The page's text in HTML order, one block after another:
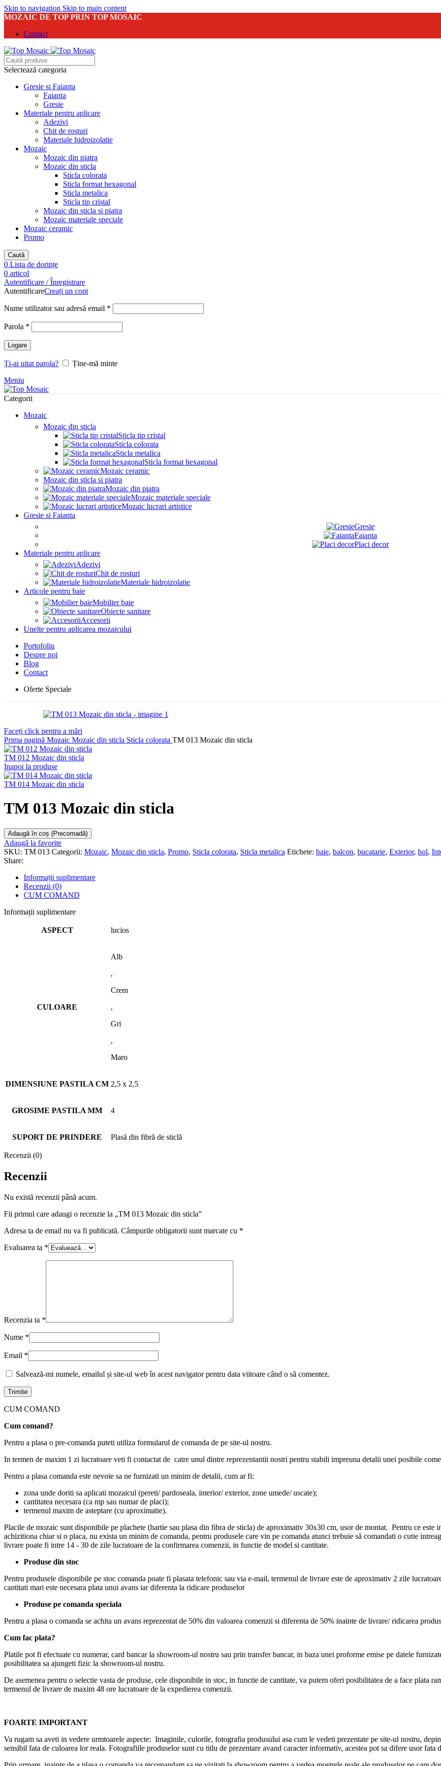
Skip to navigation Skip to main content
MOZAIC DE TOP PRIN TOP MOSAIC
Contact
Selectează categoria
Gresie si Faianta
Faianta
Gresie
Materiale pentru aplicare
Adezivi
Chit de rosturi
Materiale hidroizolatie
Mozaic
Mozaic din piatra
Mozaic din sticla
Sticla colorata
Sticla format hexagonal
Sticla metalica
Sticla tip cristal
Mozaic din sticla si piatra
Mozaic materiale speciale
Mozaic ceramic
Promo
Caută
0 Lista de dorințe
0 articol
Autentificare / Înregistrare
AutentificareCreați un cont
Nume utilizator sau adresă email *
Parola *
Logare
Ți-ai uitat parola?
Ține-mă minte
Meniu
Categorii
Mozaic
Mozaic din sticla
Sticla tip cristal
Sticla colorata
Sticla metalica
Sticla format hexagonal
Mozaic ceramic
Mozaic din sticla si piatra
Mozaic din piatra
Mozaic materiale speciale
Mozaic lucrari artistice
Gresie si Faianta
Gresie
Faianta
Placi decor
Materiale pentru aplicare
Adezivi
Chit de rosturi
Materiale hidroizolatie
Articole pentru baie
Mobilier baie
Obiecte sanitare
Accesorii
Unelte pentru aplicarea mozaicului
Portofoliu
Despre noi
Blog
Contact
Oferte Speciale
Faceți click pentru a mări
Prima pagină Mozaic Mozaic din sticla Sticla colorata TM 013 Mozaic din sticla
TM 012 Mozaic din sticla
Inapoi la produse
TM 014 Mozaic din sticla
TM 013 Mozaic din sticla
Adaugă în coș (Precomadă)
Adaugă la favorite
SKU: TM 013 Categorii: Mozaic, Mozaic din sticla, Promo, Sticla colorata, Sticla metalica Etichete: baie, balcon, bucatarie, Exterior, hol,
Share:
Informații suplimentare
Recenzii (0)
CUM COMAND
Informații suplimentare
ASPECT lucios
CULOARE
Alb
,
Crem
,
Gri
,
Maro
DIMENSIUNE PASTILA CM 2,5 x 2,5
GROSIME PASTILA MM 4
SUPORT DE PRINDERE Plasă din fibră de sticlă
Recenzii (0)
Recenzii
Nu există recenzii până acum.
Fii primul care adaugi o recenzie la „TM 013 Mozaic din sticla”
Adresa ta de email nu va fi publicată. Câmpurile obligatorii sunt marcate cu *
Evaluarea ta *
Recenzia ta *
Nume *
Email *
Salvează-mi numele, emailul și site-ul web în acest navigator pentru data viitoare când o să comentez.
CUM COMAND
Cum comand?
Pentru a plasa o pre-comanda puteti utiliza formularul de comanda de pe site-ul nostru.
In termen de maxim 1 zi lucratoare veti fi contactat de catre unul dintre reprezentantii nostri pentru stabili impreuna detalii unei posibile
Pentru a plasa comanda este nevoie sa ne furnizati un minim de detalii, cum ar fi:
zona unde doriti sa aplicati mozaicul (pereti/ pardoseala, interior/ exterior, zone umede/ uscate);
cantitatea necesara (ca mp sau numar de placi);
termenul maxim de asteptare (cu aproximatie).
Placile de mozaic sunt disponibile pe plachete (hartie sau plasa din fibra de sticla) de aproximativ 30x30 cm, usor de montat. Pentru ce este
achizitiona chiar si o placa, nu exista un minim de comanda, pentru produsele care vin pe comanda atunci trebuie să comandati o cutie
livrare poate fi intre 14 - 30 de zile lucratoare de la confirmarea comenzii, in functie de model si cantitate.
Produse din stoc
Pentru produsele disponibile pe stoc comanda poate fi plasata telefonic sau via e-mail, termenul de livrare este de aproximativ 2 zile
cantitati mari este necesara plata unui avans iar diferenta la ridicare produselor
Produse pe comanda speciala
Pentru a plasa o comanda se achita un avans reprezentat de 50% din valoarea comenzii si diferenta de 50% inainte de livrare/ ridicarea
Cum fac plata?
Platile pot fi efectuate cu numerar, card bancar la showroom-ul nostru sau prin transfer bancar, in baza unei proforme emise pe datele
posibilitatea sa ajungeti fizic la showroom-ul nostru.
De asemenea pentru o selectie vasta de produse, cele disponibile in stoc, in functie de cantitate, va putem oferi posibilitatea de a face
termenul de livrare de maxim 48 ore lucratoare de la expedierea comenzii.
FOARTE IMPORTANT
Va rugam sa aveti in vedere urmtoarele aspecte: Imaginile, culorile, fotografia produsului asa cum le vedeti prezentate pe site-ul nostru,
sensibil fata de culoarea lor reala. Fotografiile produselor sunt cu titlu de prezentare avand caracter informativ, acestea pot sa difere usor fata